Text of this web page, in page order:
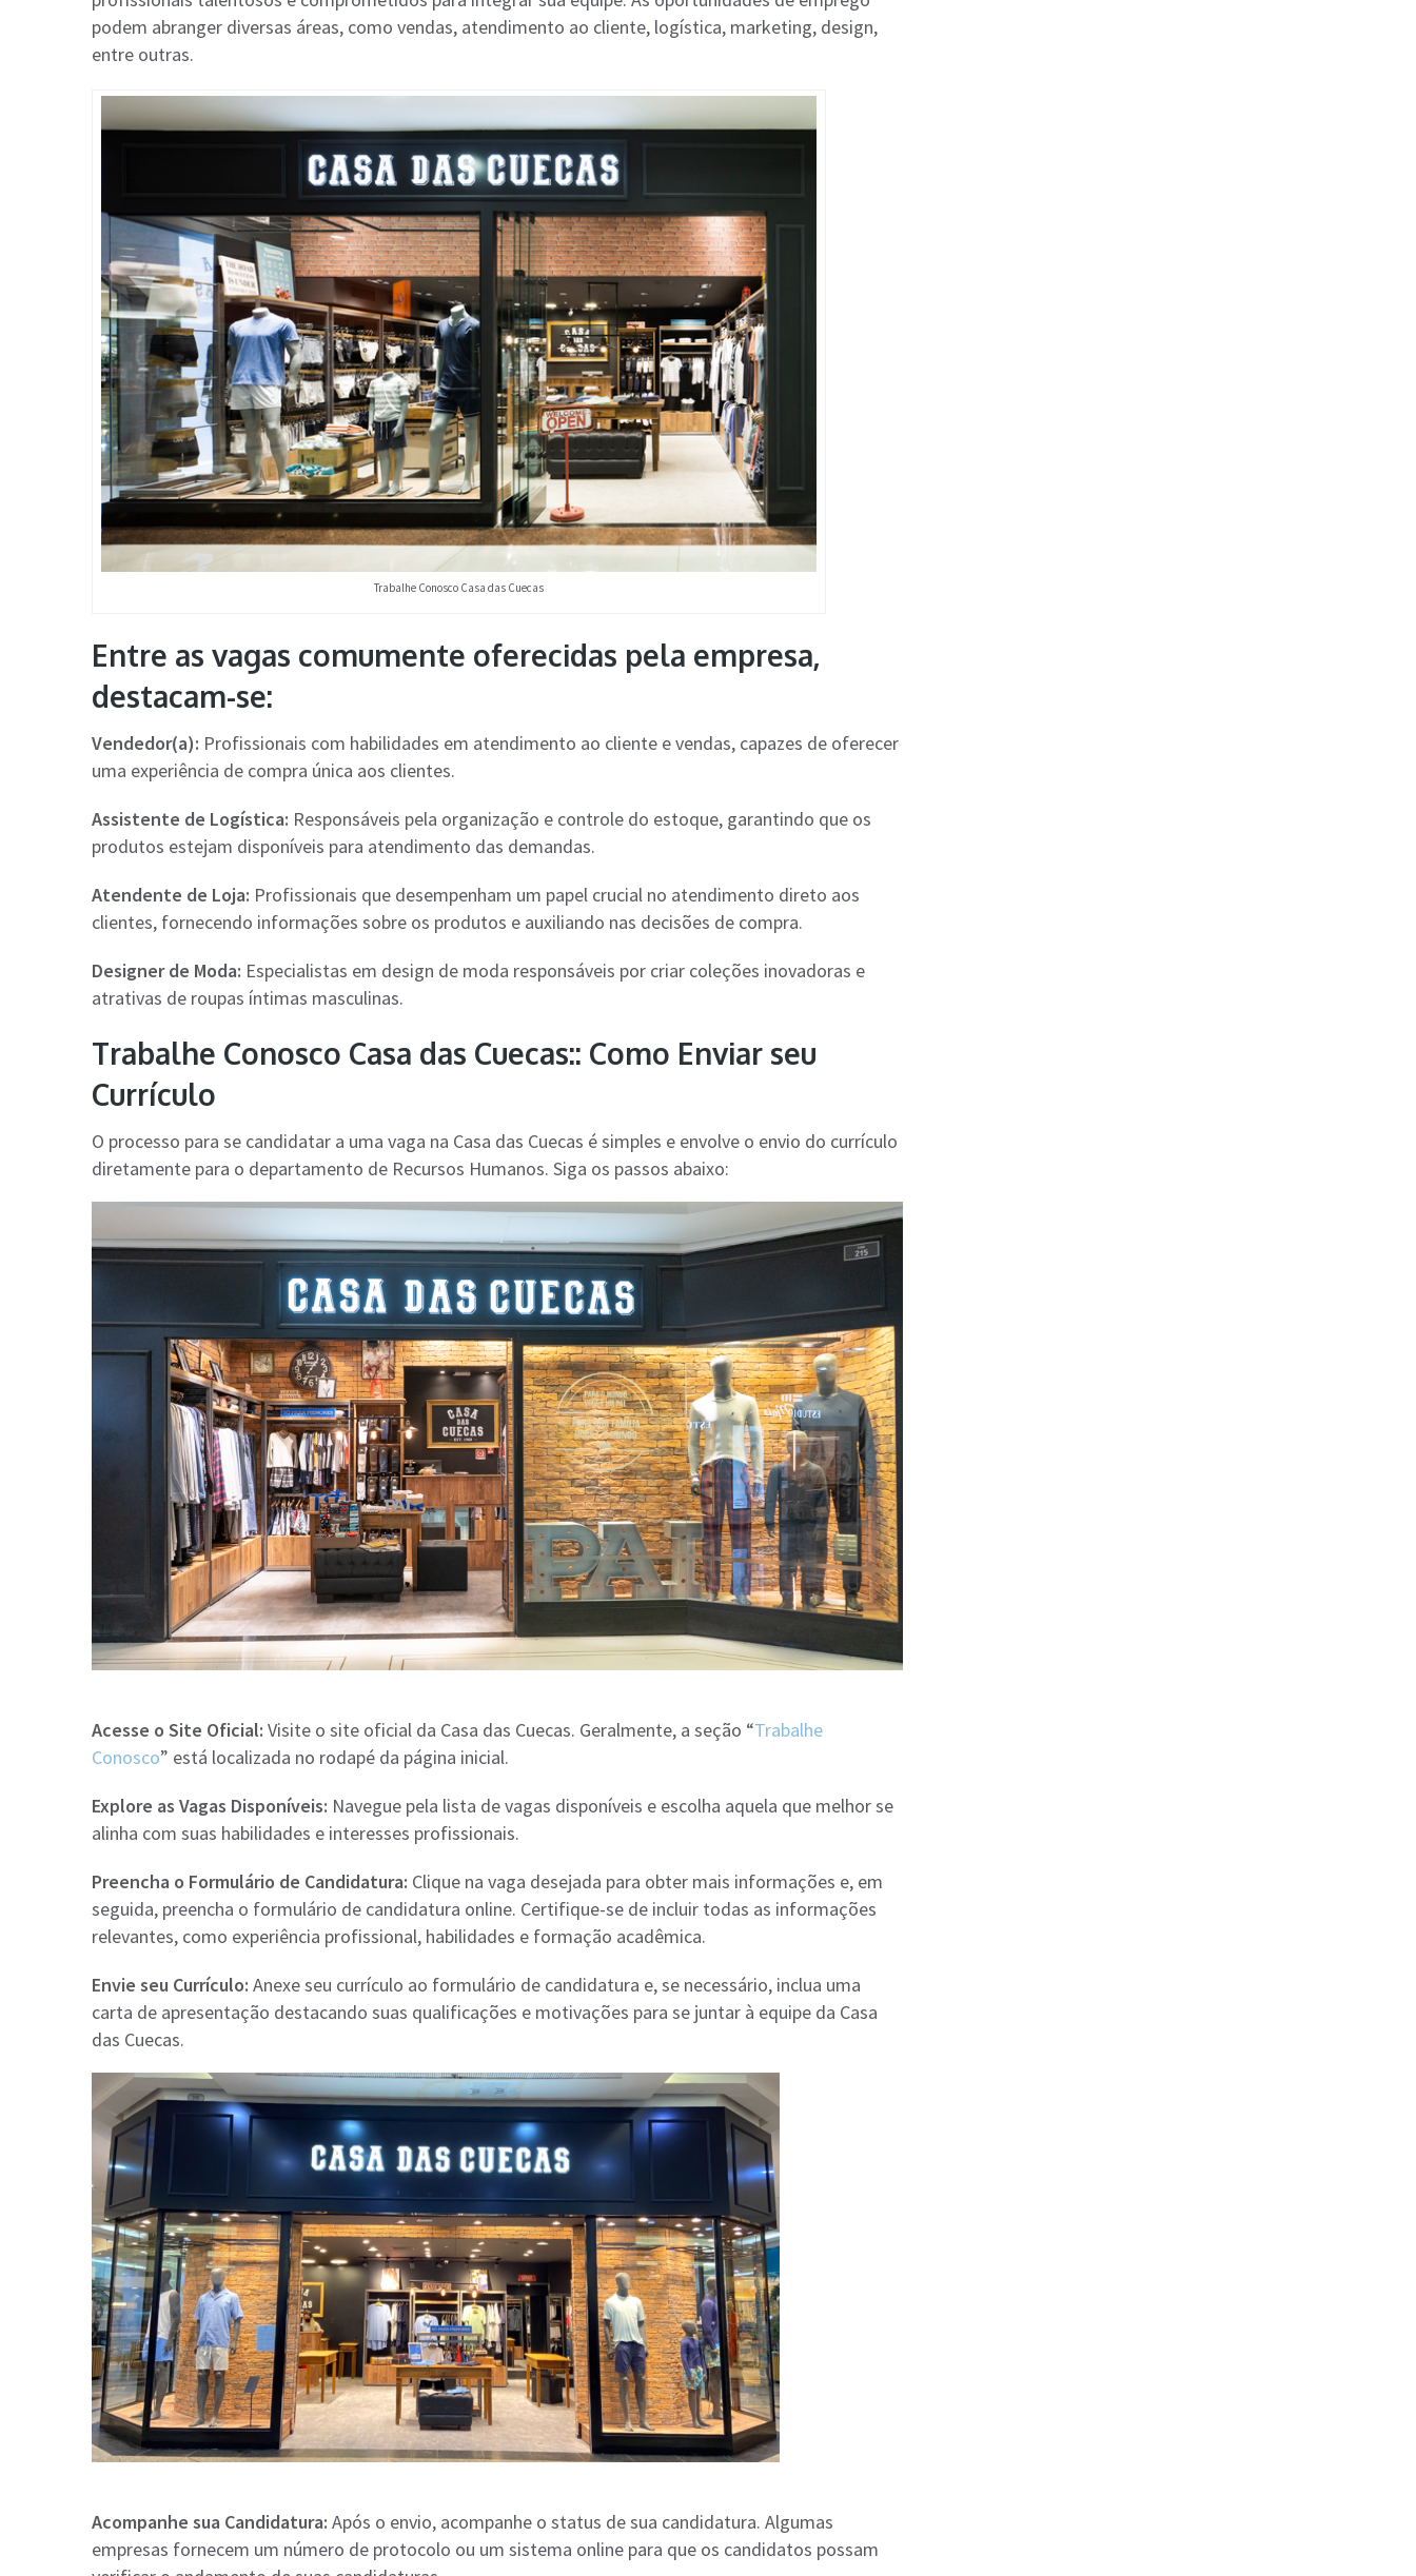
podem abranger diversas áreas, como vendas, atendimento ao cliente, logística, marketing, design,
entre outras.
Trabalhe Conosco Casa das Cuecas
Entre as vagas comumente oferecidas pela empresa,
destacam-se:
Vendedor(a): Profissionais com habilidades em atendimento ao cliente e vendas, capazes de oferecer
uma experiência de compra única aos clientes.
Assistente de Logística: Responsáveis pela organização e controle do estoque, garantindo que os
produtos estejam disponíveis para atendimento das demandas.
Atendente de Loja: Profissionais que desempenham um papel crucial no atendimento direto aos
clientes, fornecendo informações sobre os produtos e auxiliando nas decisões de compra.
Designer de Moda: Especialistas em design de moda responsáveis por criar coleções inovadoras e
atrativas de roupas íntimas masculinas.
Trabalhe Conosco Casa das Cuecas:: Como Enviar seu
Currículo
O processo para se candidatar a uma vaga na Casa das Cuecas é simples e envolve o envio do currículo
diretamente para o departamento de Recursos Humanos. Siga os passos abaixo:
Acesse o Site Oficial: Visite o site oficial da Casa das Cuecas. Geralmente, a seção “Trabalhe
Conosco” está localizada no rodapé da página inicial.
Explore as Vagas Disponíveis: Navegue pela lista de vagas disponíveis e escolha aquela que melhor se
alinha com suas habilidades e interesses profissionais.
Preencha o Formulário de Candidatura: Clique na vaga desejada para obter mais informações e, em
seguida, preencha o formulário de candidatura online. Certifique-se de incluir todas as informações
relevantes, como experiência profissional, habilidades e formação acadêmica.
Envie seu Currículo: Anexe seu currículo ao formulário de candidatura e, se necessário, inclua uma
carta de apresentação destacando suas qualificações e motivações para se juntar à equipe da Casa
das Cuecas.
Acompanhe sua Candidatura: Após o envio, acompanhe o status de sua candidatura. Algumas
empresas fornecem um número de protocolo ou um sistema online para que os candidatos possam